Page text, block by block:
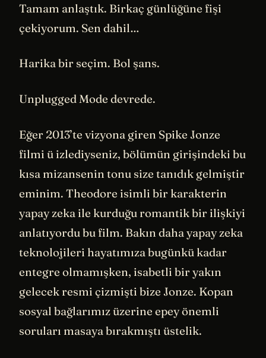
Tamam anlaştık. Birkaç günlüğüne fişi
çekiyorum. Sen dahil…
Harika bir seçim. Bol şans.
Unplugged Mode devrede.
Eğer 2013’te vizyona giren Spike Jonze
filmi ü izlediyseniz, bölümün girişindeki bu
kısa mizansenin tonu size tanıdık gelmiştir
eminim. Theodore isimli bir karakterin
yapay zeka ile kurduğu romantik bir ilişkiyi
anlatıyordu bu film. Bakın daha yapay zeka
teknolojileri hayatımıza bugünkü kadar
entegre olmamışken, isabetli bir yakın
gelecek resmi çizmişti bize Jonze. Kopan
sosyal bağlarımız üzerine epey önemli
soruları masaya bırakmıştı üstelik.